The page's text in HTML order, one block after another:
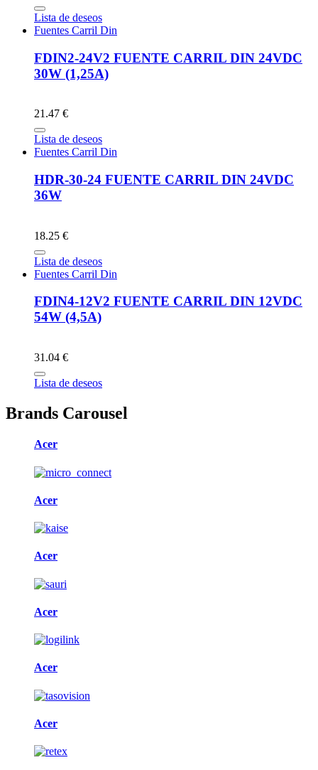
Lista de deseos
Fuentes Carril Din
FDIN2-24V2 FUENTE CARRIL DIN 24VDC
30W (1,25A)
21.47 €
Lista de deseos
Fuentes Carril Din
HDR-30-24 FUENTE CARRIL DIN 24VDC
36W
18.25 €
Lista de deseos
Fuentes Carril Din
FDIN4-12V2 FUENTE CARRIL DIN 12VDC
54W (4,5A)
31.04 €
Lista de deseos
Brands Carousel
Acer
Acer
Acer
Acer
Acer
Acer